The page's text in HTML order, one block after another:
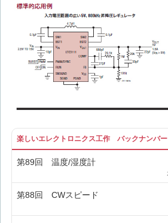
楽しいエレクトロニクス工作 バックナンバー
第89回 温度/湿度計
第88回 CWスピード